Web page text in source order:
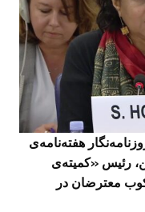
هفته‌نامه‌ی
رئیس «کمیته‌ی
معترضان در